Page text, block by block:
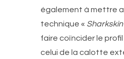
également à mettre
technique « Sharkskin
faire coïncider le profil
celui de la calotte